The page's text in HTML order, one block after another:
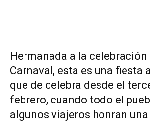
Hermanada a la celebración
Carnaval, esta es una fiesta
que de celebra desde el
febrero, cuando todo el
algunos viajeros honran